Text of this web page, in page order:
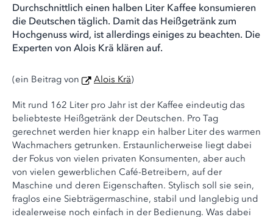
Durchschnittlich einen halben Liter Kaffee konsumieren
die Deutschen täglich. Damit das Heißgetränk zum
Hochgenuss wird, ist allerdings einiges zu beachten. Die
Experten von Alois Krä klären auf.
(ein Beitrag von Alois Krä)
Mit rund 162 Liter pro Jahr ist der Kaffee eindeutig das
beliebteste Heißgetränk der Deutschen. Pro Tag
gerechnet werden hier knapp ein halber Liter des warmen
Wachmachers getrunken. Erstaunlicherweise liegt dabei
der Fokus von vielen privaten Konsumenten, aber auch
von vielen gewerblichen Café-Betreibern, auf der
Maschine und deren Eigenschaften. Stylisch soll sie sein,
fraglos eine Siebträgermaschine, stabil und langlebig und
idealerweise noch einfach in der Bedienung. Was dabei